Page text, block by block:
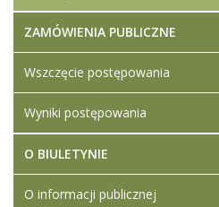
ZAMÓWIENIA PUBLICZNE
Wszczęcie postępowania
Wyniki postępowania
O BIULETYNIE
O informacji publicznej